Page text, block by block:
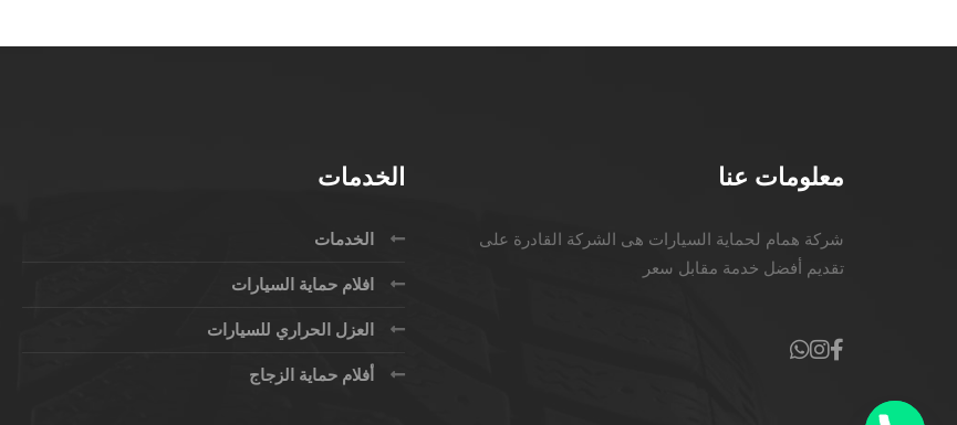
معلومات عنا
شركة همام لحماية السيارات هى الشركة القادرة على
تقديم أفضل خدمة مقابل سعر
الخدمات
الخدمات
افلام حماية السيارات
العزل الحراري للسيارات
أفلام حماية الزجاج